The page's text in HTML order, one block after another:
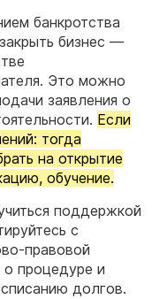
банкротства
бизнес —
Это можно
заявления о
Если
тогда
на открытие
обучение.
поддержкой
с
правовой
о процедуре и
долгов.